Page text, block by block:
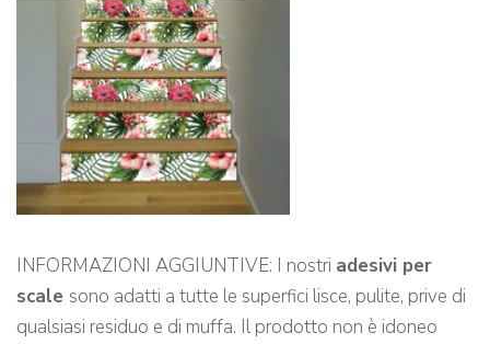
INFORMAZIONI AGGIUNTIVE: I nostri adesivi per
scale sono adatti a tutte le superfici lisce, pulite, prive di
qualsiasi residuo e di muffa. Il prodotto non è idoneo